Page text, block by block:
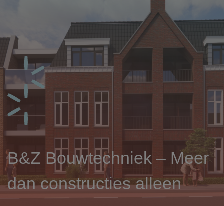
B&Z Bouwtechniek – Meer
dan constructies alleen